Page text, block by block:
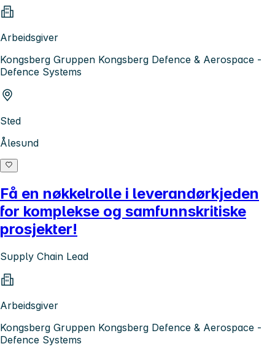
Arbeidsgiver
Kongsberg Gruppen Kongsberg Defence & Aerospace -
Defence Systems
Sted
Ålesund
Få en nøkkelrolle i leverandørkjeden
for komplekse og samfunnskritiske
prosjekter!
Supply Chain Lead
Arbeidsgiver
Kongsberg Gruppen Kongsberg Defence & Aerospace -
Defence Systems